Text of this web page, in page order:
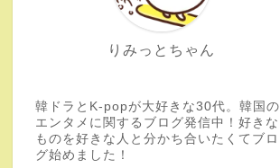
りみっとちゃん
韓ドラとK-popが大好きな30代。韓国の
エンタメに関するブログ発信中！好きな
ものを好きな人と分かち合いたくてブロ
グ始めました！